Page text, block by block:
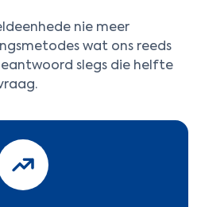
nie meer
wat ons reeds
slegs die helfte